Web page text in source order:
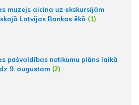
muzejs aicina uz ekskursijām
Latvijas Bankas ēkā (1)
pašvaldības notikumu plāns laikā
9. augustam (2)